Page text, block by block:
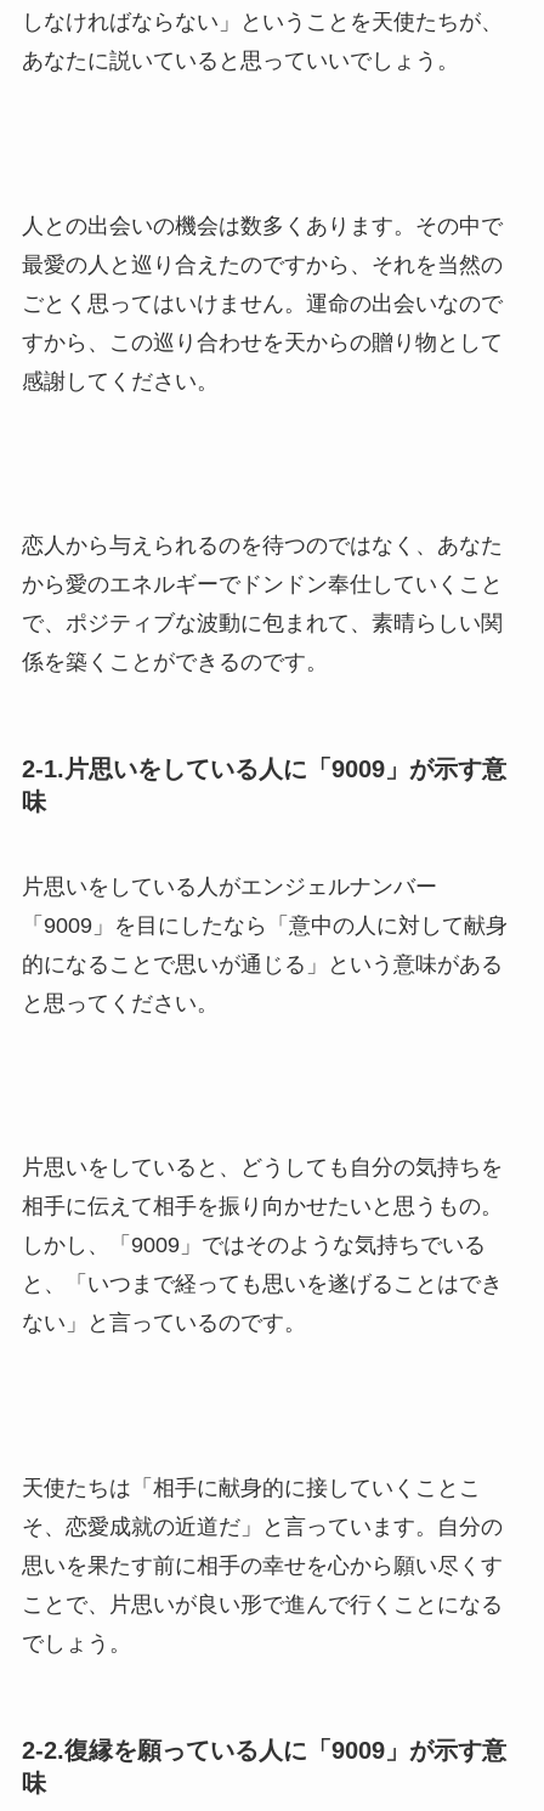
しなければならない」ということを天使たちが、
あなたに説いていると思っていいでしょう。
人との出会いの機会は数多くあります。その中で
最愛の人と巡り合えたのですから、それを当然の
ごとく思ってはいけません。運命の出会いなので
すから、この巡り合わせを天からの贈り物として
感謝してください。
恋人から与えられるのを待つのではなく、あなた
から愛のエネルギーでドンドン奉仕していくこと
で、ポジティブな波動に包まれて、素晴らしい関
係を築くことができるのです。
2-1.片思いをしている人に「9009」が示す意
味
片思いをしている人がエンジェルナンバー
「9009」を目にしたなら「意中の人に対して献身
的になることで思いが通じる」という意味がある
と思ってください。
片思いをしていると、どうしても自分の気持ちを
相手に伝えて相手を振り向かせたいと思うもの。
しかし、「9009」ではそのような気持ちでいる
と、「いつまで経っても思いを遂げることはでき
ない」と言っているのです。
天使たちは「相手に献身的に接していくことこ
そ、恋愛成就の近道だ」と言っています。自分の
思いを果たす前に相手の幸せを心から願い尽くす
ことで、片思いが良い形で進んで行くことになる
でしょう。
2-2.復縁を願っている人に「9009」が示す意
味